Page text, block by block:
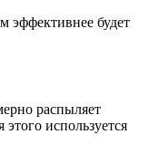
эффективнее будет
распыляет
используется